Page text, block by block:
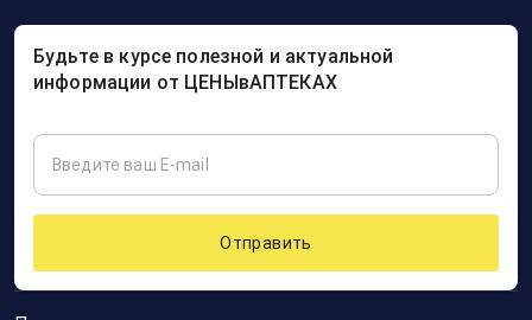
Будьте в курсе полезной и актуальной
информации от ЦЕНЫвАПТЕКАХ
Отправить